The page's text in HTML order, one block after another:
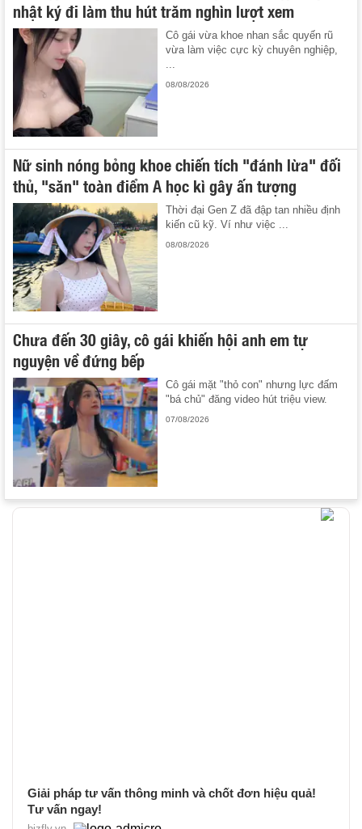
nhật ký đi làm thu hút trăm nghìn lượt xem
Cô gái vừa khoe nhan sắc quyến rũ
vừa làm việc cực kỳ chuyên nghiệp,
08/08/2026
Nữ sinh nóng bỏng khoe chiến tích "đánh lừa" đối
thủ, "săn" toàn điểm A học kì gây ấn tượng
Thời đại Gen Z đã đập tan nhiều định
kiến cũ kỹ. Ví như việc ...
08/08/2026
Chưa đến 30 giây, cô gái khiến hội anh em tự
nguyện về đứng bếp
Cô gái mặt "thỏ con" nhưng lực đấm
"bá chủ" đăng video hút triệu view.
07/08/2026
Giải pháp tư vấn thông minh và chốt đơn hiệu quả!
Tư vấn ngay!